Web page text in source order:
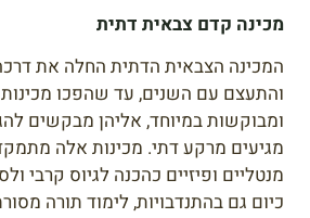
מכינה קדם צבאית דתית
המכינה הצבאית הדתית החלה את
והתעצם עם השנים, עד שהפכו
ומבוקשות במיוחד, אליהן מבקשים
מגיעים מרקע דתי. מכינות אלה
מנטליים ופיזיים כהכנה לגיוס קרבי
כיום גם בהתנדבויות, לימוד תורה